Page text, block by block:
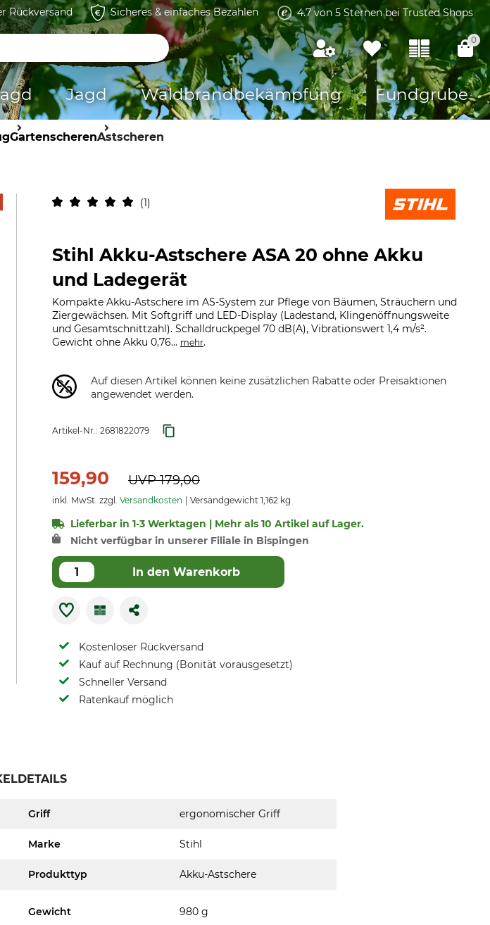
Rückversand Sicheres & einfaches Bezahlen 4.7 von 5 Sternen bei Trusted Shops
0
Jagd Waldbrandbekämpfung Fundgrube
GartenscherenAstscheren
1
Stihl Akku-Astschere ASA 20 ohne Akku
und Ladegerät
Kompakte Akku-Astschere im AS-System zur Pflege von Bäumen, Sträuchern und
Ziergewächsen. Mit Softgriff und LED-Display (Ladestand, Klingenöffnungsweite
und Gesamtschnittzahl). Schalldruckpegel 70 dB(A), Vibrationswert 1,4 m/s².
Gewicht ohne Akku 0,76... mehr.
Auf diesen Artikel können keine zusätzlichen Rabatte oder Preisaktionen
angewendet werden.
Artikel-Nr.: 2681822079
159,90 UVP179,00
inkl. MwSt. zzgl. Versandkosten Versandgewicht 1,162 kg
Lieferbar in 1-3 Werktagen | Mehr als 10 Artikel auf Lager.
Nicht verfügbar in unserer Filiale in Bispingen
In den Warenkorb
Kostenloser Rückversand
Kauf auf Rechnung (Bonität vorausgesetzt)
Schneller Versand
Ratenkauf möglich
Griff ergonomischer Griff
Marke Stihl
Produkttyp Akku-Astschere
Gewicht 980 g